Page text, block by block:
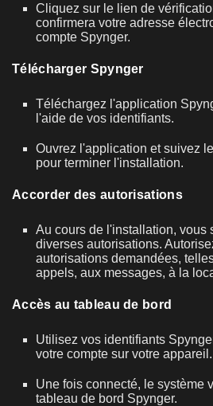
Cliquez sur le lien de
confirmera votre adresse
compte Spynger.
Télécharger Spynger
Téléchargez l'application
l'aide de vos identifiants.
Ouvrez l'application et suivez
pour terminer l'installation.
Accorder des autorisations
Au cours de l'installation, vous
diverses autorisations.
autorisations demandées,
appels, aux messages, à la
Accès au tableau de bord
Utilisez vos identifiants
votre compte sur votre appareil.
Une fois connecté, le système
tableau de bord Spynger.